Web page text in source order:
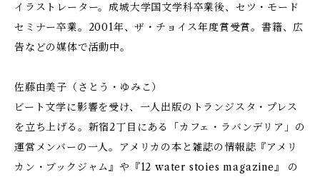
イラストレーター。成城大学国文学科卒業後、セツ・モード
セミナー卒業。2001年、ザ・チョイス年度賞受賞。書籍、広
告などの媒体で活動中。
佐藤由美子（さとう・ゆみこ）
ビート文学に影響を受け、一人出版のトランジスタ・プレス
を立ち上げる。新宿2丁目にある「カフェ・ラバンデリア」の
運営メンバーの一人。アメリカの本と雑誌の情報誌『アメリ
カン・ブックジャム』や『12 water stoies magazine』 の